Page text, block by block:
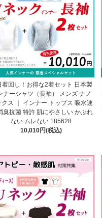
着回し！お得な2着セット 日本製
ナーシャツ（長袖） メンズ ナノ
クス ｜ インナー トップス 吸水速
臭抗菌 特許 肌にやさしい かぶれ
ない ムレない 185628
10,010円(税込)